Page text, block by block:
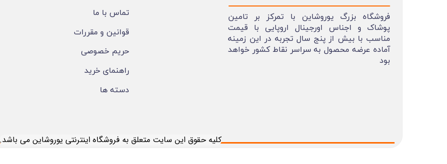
فروشگاه بزرگ یوروشاین با تمرکز بر تامین
پوشاک و اجناس اورجینال اروپایی با قیمت
مناسب با بیش از پنج سال تجربه در این زمینه
آماده عرضه محصول به سراسر نقاط کشور خواهد
بود
​کلیه حقوق این سایت متعلق به فروشگاه اینترنتی یوروشاین می باشد.
تماس با ما
قوانین و مقررات
حریم خصوصی
راهنمای خرید
دسته ها